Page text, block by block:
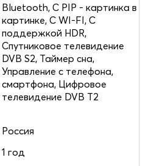
Bluetooth, С PIP - картинка в
картинке, С WI-FI, С
поддержкой HDR,
Спутниковое телевидение
DVB S2, Таймер сна,
Управление с телефона,
смартфона, Цифровое
телевидение DVB T2
Россия
1 год